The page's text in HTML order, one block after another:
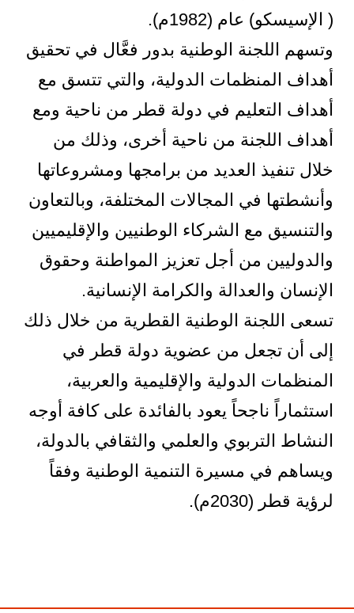
( الإسيسكو) عام (1982م).
وتسهم اللجنة الوطنية بدور فعَّال في تحقيق
أهداف المنظمات الدولية، والتي تتسق مع
أهداف التعليم في دولة قطر من ناحية ومع
أهداف اللجنة من ناحية أخرى، وذلك من
خلال تنفيذ العديد من برامجها ومشروعاتها
وأنشطتها في المجالات المختلفة، وبالتعاون
والتنسيق مع الشركاء الوطنيين والإقليميين
والدوليين من أجل تعزيز المواطنة وحقوق
الإنسان والعدالة والكرامة الإنسانية.
تسعى اللجنة الوطنية القطرية من خلال ذلك
إلى أن تجعل من عضوية دولة قطر في
المنظمات الدولية والإقليمية والعربية،
استثماراً ناجحاً يعود بالفائدة على كافة أوجه
النشاط التربوي والعلمي والثقافي بالدولة،
ويساهم في مسيرة التنمية الوطنية وفقاً
لرؤية قطر (2030م).